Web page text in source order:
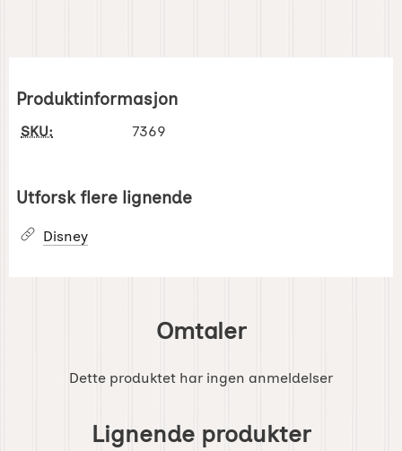
Produktinformasjon
SKU: 7369
Utforsk flere lignende
Disney
Omtaler
Dette produktet har ingen anmeldelser
Lignende produkter